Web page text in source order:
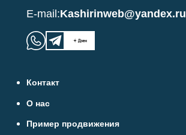
E-mail:Kashirinweb@yandex.ru
Контакт
О нас
Пример продвижения